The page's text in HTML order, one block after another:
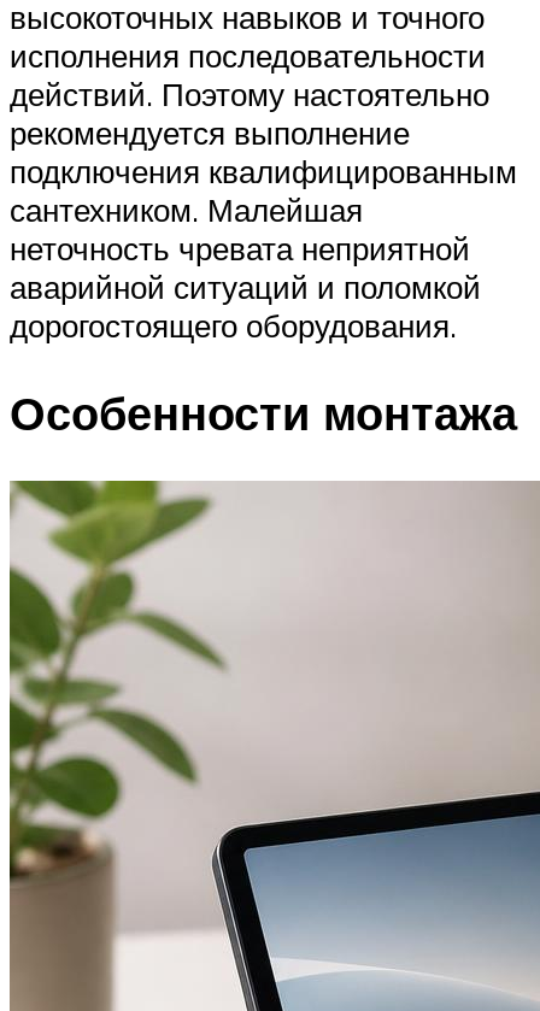
высокоточных навыков и точного
исполнения последовательности
действий. Поэтому настоятельно
рекомендуется выполнение
подключения квалифицированным
сантехником. Малейшая
неточность чревата неприятной
аварийной ситуаций и поломкой
дорогостоящего оборудования.
Особенности монтажа